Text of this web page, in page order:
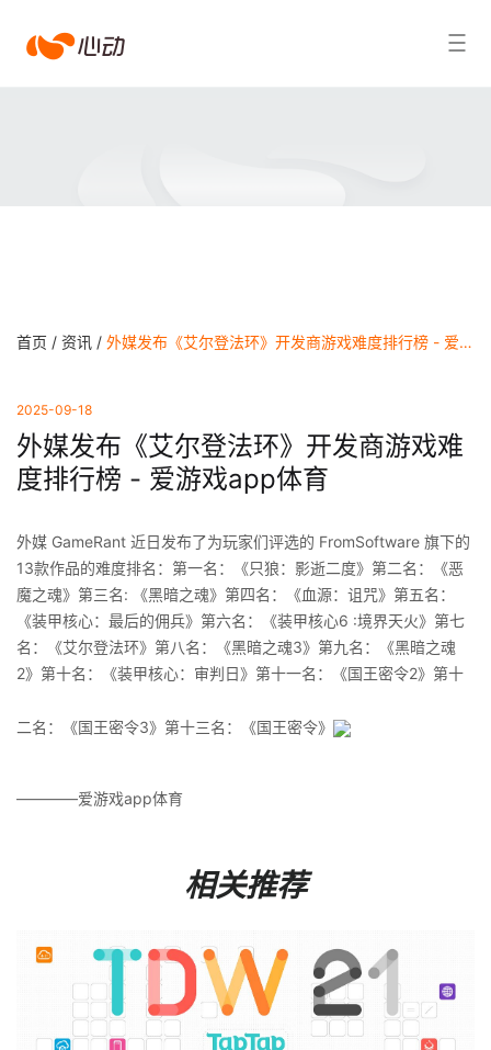
爱搜索结果
首页 / 资讯 / 外媒发布《艾尔登法环》开发商游戏难度排行榜 - 爱游戏app体育
2025-09-18
外媒发布《艾尔登法环》开发商游戏难
度排行榜 - 爱游戏app体育
外媒 GameRant 近日发布了为玩家们评选的 FromSoftware 旗下的
13款作品的难度排名：第一名：《只狼：影逝二度》第二名：《恶
魔之魂》第三名: 《黑暗之魂》第四名：《血源：诅咒》第五名：
《装甲核心：最后的佣兵》第六名：《装甲核心6 :境界天火》第七
名：《艾尔登法环》第八名：《黑暗之魂3》第九名：《黑暗之魂
2》第十名：《装甲核心：审判日》第十一名：《国王密令2》第十
二名：《国王密令3》第十三名：《国王密令》
————爱游戏app体育
相关推荐